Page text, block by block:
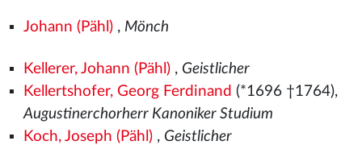
Johann (Pähl), Mönch
Kellerer, Johann (Pähl), Geistlicher
Kellertshofer, Georg Ferdinand (*1696 †1764),
Augustinerchorherr Kanoniker Studium
Koch, Joseph (Pähl), Geistlicher